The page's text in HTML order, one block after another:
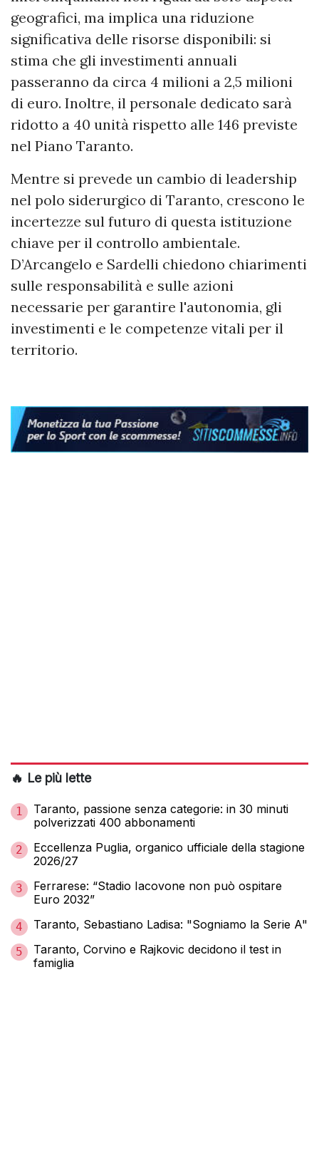
geografici, ma implica una riduzione
significativa delle risorse disponibili: si
stima che gli investimenti annuali
passeranno da circa 4 milioni a 2,5 milioni
di euro. Inoltre, il personale dedicato sarà
ridotto a 40 unità rispetto alle 146 previste
nel Piano Taranto.
Mentre si prevede un cambio di leadership
nel polo siderurgico di Taranto, crescono le
incertezze sul futuro di questa istituzione
chiave per il controllo ambientale.
D’Arcangelo e Sardelli chiedono chiarimenti
sulle responsabilità e sulle azioni
necessarie per garantire l'autonomia, gli
investimenti e le competenze vitali per il
territorio.
🔥 Le più lette
1
Taranto, passione senza categorie: in 30 minuti
polverizzati 400 abbonamenti
2
Eccellenza Puglia, organico ufficiale della stagione
2026/27
3
Ferrarese: “Stadio Iacovone non può ospitare
Euro 2032”
4 Taranto, Sebastiano Ladisa: "Sogniamo la Serie A"
5
Taranto, Corvino e Rajkovic decidono il test in
famiglia